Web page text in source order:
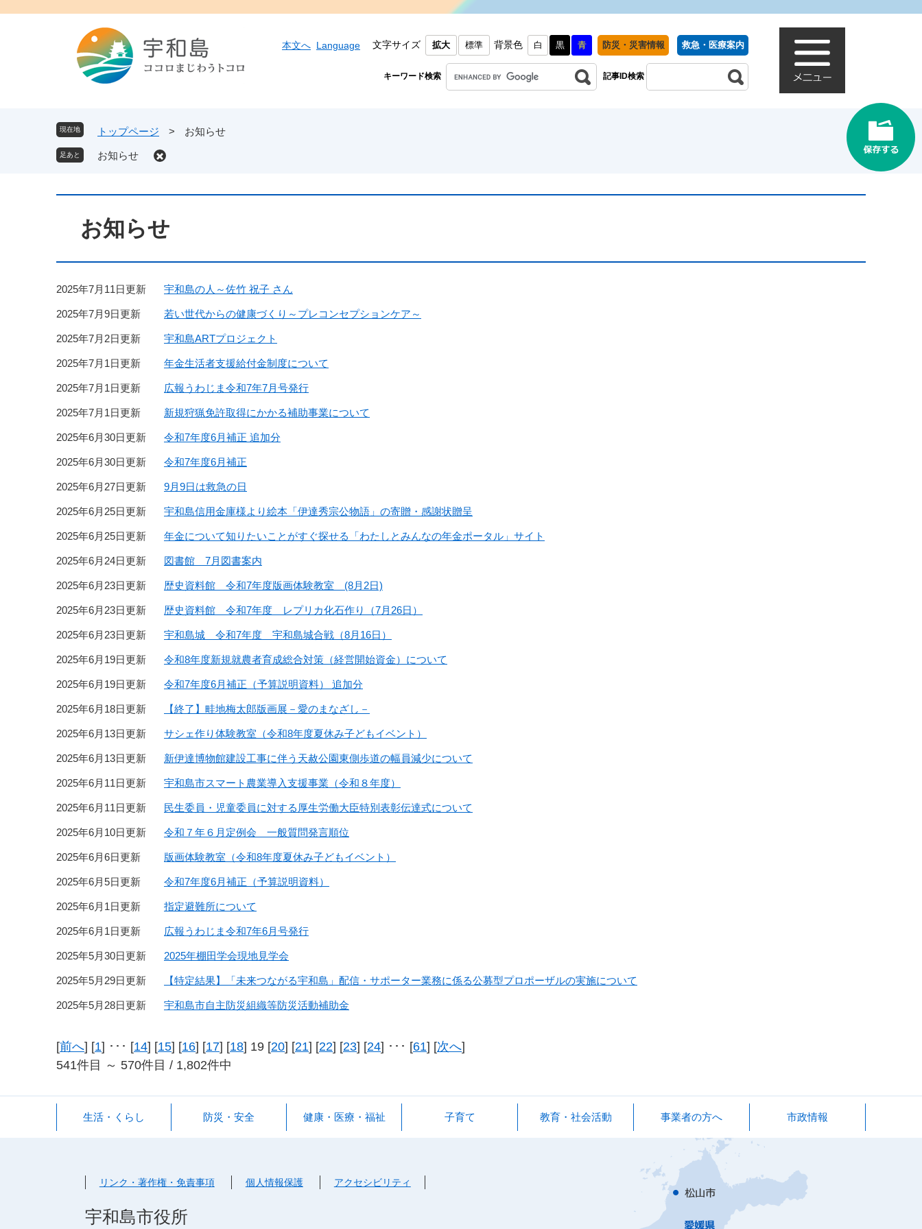
本文へ Language 文字サイズ 拡大 標準 背景色 白 黒 青 防災・災害情報 救急・医療案内
キーワード検索 記事ID検索
現在地 トップページ > お知らせ
お知らせ
お知らせ
2025年7月11日更新 宇和島の人～佐竹 祝子 さん
2025年7月9日更新 若い世代からの健康づくり～プレコンセプションケア～
2025年7月2日更新 宇和島ARTプロジェクト
2025年7月1日更新 年金生活者支援給付金制度について
2025年7月1日更新 広報うわじま令和7年7月号発行
2025年7月1日更新 新規狩猟免許取得にかかる補助事業について
2025年6月30日更新 令和7年度6月補正 追加分
2025年6月30日更新 令和7年度6月補正
2025年6月27日更新 9月9日は救急の日
2025年6月25日更新 宇和島信用金庫様より絵本「伊達秀宗公物語」の寄贈・感謝状贈呈
2025年6月25日更新 年金について知りたいことがすぐ探せる「わたしとみんなの年金ポータル」サイト
2025年6月24日更新 図書館 7月図書案内
2025年6月23日更新 歴史資料館 令和7年度版画体験教室 (8月2日)
2025年6月23日更新 歴史資料館 令和7年度 レプリカ化石作り（7月26日）
2025年6月23日更新 宇和島城 令和7年度 宇和島城合戦（8月16日）
2025年6月19日更新 令和8年度新規就農者育成総合対策（経営開始資金）について
2025年6月19日更新 令和7年度6月補正（予算説明資料） 追加分
2025年6月18日更新 【終了】畦地梅太郎版画展－愛のまなざし－
2025年6月13日更新 サシェ作り体験教室（令和8年度夏休み子どもイベント）
2025年6月13日更新 新伊達博物館建設工事に伴う天赦公園東側歩道の幅員減少について
2025年6月11日更新 宇和島市スマート農業導入支援事業（令和８年度）
2025年6月11日更新 民生委員・児童委員に対する厚生労働大臣特別表彰伝達式について
2025年6月10日更新 令和７年６月定例会 一般質問発言順位
2025年6月6日更新 版画体験教室（令和8年度夏休み子どもイベント）
2025年6月5日更新 令和7年度6月補正（予算説明資料）
2025年6月1日更新 指定避難所について
2025年6月1日更新 広報うわじま令和7年6月号発行
2025年5月30日更新 2025年棚田学会現地見学会
2025年5月29日更新 【特定結果】「未来つながる宇和島」配信・サポーター業務に係る公募型プロポーザルの実施について
2025年5月28日更新 宇和島市自主防災組織等防災活動補助金
[前へ] [1] ･･･ [14] [15] [16] [17] [18] 19 [20] [21] [22] [23] [24] ･･･ [61] [次へ]
541件目 ～ 570件目 / 1,802件中
生活・くらし 防災・安全 健康・医療・福祉 子育て 教育・社会活動 事業者の方へ 市政情報
リンク・著作権・免責事項 個人情報保護 アクセシビリティ
宇和島市役所